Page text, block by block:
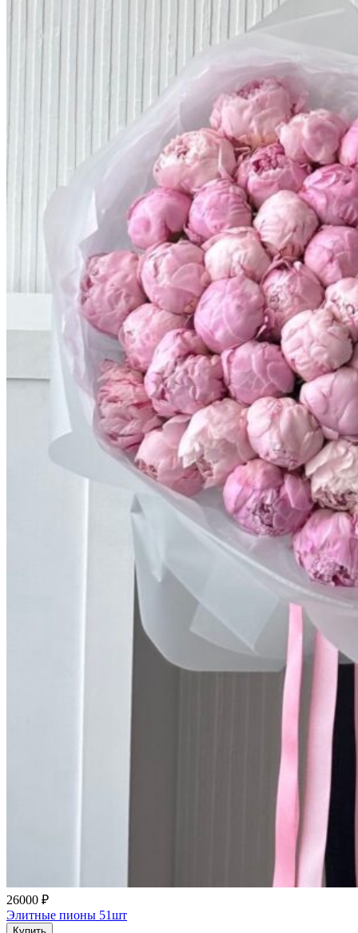
26000 ₽
Элитные пионы 51шт